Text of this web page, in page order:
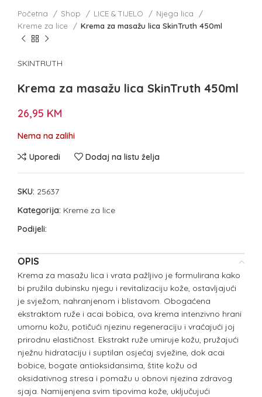
Početna Shop LICE & TIJELO
Njega lica
Kreme za lice
Krema za masažu lica SkinTruth 450ml
SKINTRUTH
Krema za masažu lica SkinTruth 450ml
26,95 KM
Nema na zalihi
Uporedi
Dodaj na listu želja
SKU: 25637
Kategorija: Kreme za lice
Podijeli:
OPIS
Krema za masažu lica i vrata pažljivo je formulirana kako
bi pružila dubinsku njegu i revitalizaciju kože, ostavljajući
je svježom, nahranjenom i blistavom. Obogaćena
ekstraktom ruže i acai bobica, ova krema intenzivno hrani
umornu kožu, potičući njezinu regeneraciju i vraćajući joj
prirodnu elastičnost. Ekstrakt ruže umiruje kožu, pružajući
nježnu hidrataciju i suptilan osjećaj svježine, dok acai
bobice, bogate antioksidansima, štite kožu od
oksidativnog stresa i pomažu u obnovi njezina zdravog
sjaja. Namijenjena svim tipovima kože, uključujući